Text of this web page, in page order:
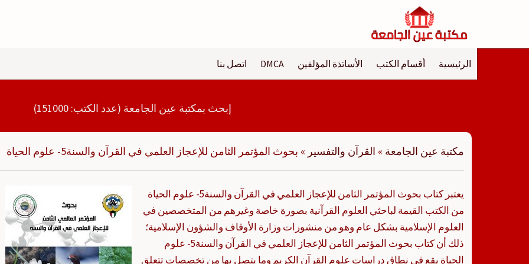
الرئيسية أقسام الكتب الأساتذة المؤلفين DMCA اتصل بنا
إبحث بمكتبة عين الجامعة (عدد الكتب: 151000)
مكتبة عين الجامعة » القرآن والتفسير » بحوث المؤتمر الثامن للإعجاز العلمي في القرآن والسنة5- علوم الحياة
يعتبر كتاب بحوث المؤتمر الثامن للإعجاز العلمي في القرآن والسنة5- علوم الحياة
من الكتب القيمة لباحثي العلوم القرآنية بصورة خاصة وغيرهم من المتخصصين في
العلوم الإسلامية بشكل عام وهو من منشورات وزارة الأوقاف والشؤون الإسلامية؛
ذلك أن كتاب بحوث المؤتمر الثامن للإعجاز العلمي في القرآن والسنة5- علوم
الحياة يقع في نطاق دراسات علوم القرآن الكريم وما يتصل بها من تخصصات تتعلق